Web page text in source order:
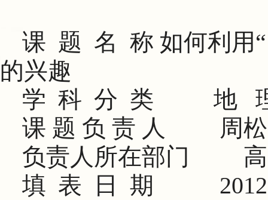
课 题 名 称 如何利用 “
的兴趣
学 科 分 类 地
课 题 负 责 人
周
负责人所在部门
填 表 日 期